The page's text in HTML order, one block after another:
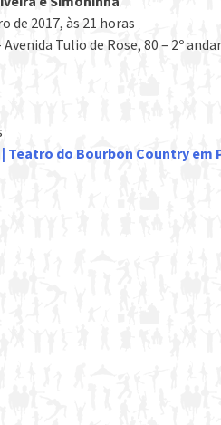
de 2017, às 21 horas
Tulio de Rose, 80 – 2º
| Teatro do Bourbon Country em